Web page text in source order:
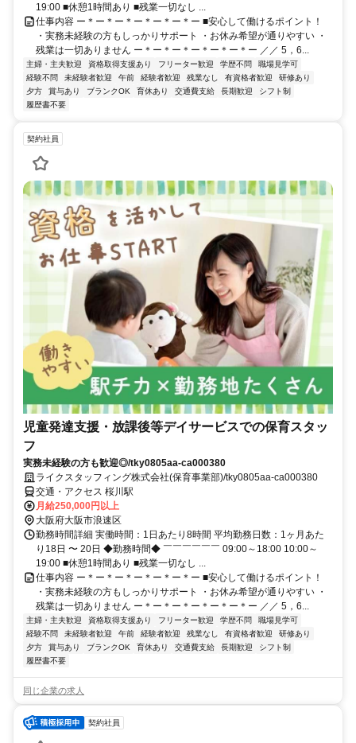
19:00 ■休憩1時間あり ■残業一切なし ...
仕事内容 ー＊ー＊ー＊ー＊ー＊ー＊ー ■安心して働けるポイント！
・実務未経験の方もしっかりサポート ・お休み希望が通りやすい ・
残業は一切ありません ー＊ー＊ー＊ー＊ー＊ー＊ー ／／ 5，6...
主婦・主夫歓迎 資格取得支援あり フリーター歓迎 学歴不問
職場見学可
経験不問
未経験者歓迎 午前 経験者歓迎 残業なし 有資格者歓迎
研修あり
夕方
賞与あり ブランクOK 育休あり 交通費支給 長期歓迎
シフト制
履歴書不要
契約社員
児童発達支援・放課後等デイサービスでの保育スタッ
フ
実務未経験の方も歓迎◎/tky0805aa-ca000380
ライクスタッフィング株式会社(保育事業部)/tky0805aa-ca000380
交通・アクセス 桜川駅
月給250,000円以上
大阪府大阪市浪速区
勤務時間詳細 実働時間：1日あたり8時間 平均勤務日数：1ヶ月あた
り18日 〜 20日 ◆勤務時間◆ ￣￣￣￣￣￣ 09:00～18:00 10:00～
19:00 ■休憩1時間あり ■残業一切なし ...
仕事内容 ー＊ー＊ー＊ー＊ー＊ー＊ー ■安心して働けるポイント！
・実務未経験の方もしっかりサポート ・お休み希望が通りやすい ・
残業は一切ありません ー＊ー＊ー＊ー＊ー＊ー＊ー ／／ 5，6...
主婦・主夫歓迎 資格取得支援あり フリーター歓迎 学歴不問
職場見学可
経験不問
未経験者歓迎 午前 経験者歓迎 残業なし 有資格者歓迎
研修あり
夕方
賞与あり ブランクOK 育休あり 交通費支給 長期歓迎
シフト制
履歴書不要
同じ企業の求人
契約社員